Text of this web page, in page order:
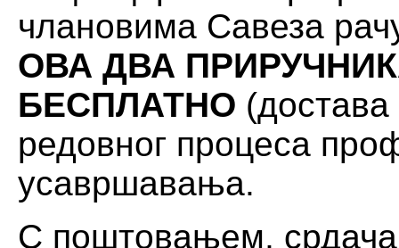
члановима Савеза
ОВА ДВА
БЕСПЛАТНО
редовног процеса
усавршавања.
С поштовањем,